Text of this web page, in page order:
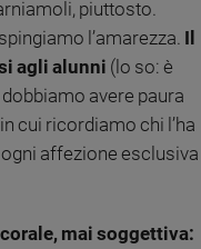
piuttosto.
l’amarezza. Il
agli alunni (lo so: è
avere paura
cui ricordiamo chi l’ha
affezione esclusiva
corale, mai soggettiva: